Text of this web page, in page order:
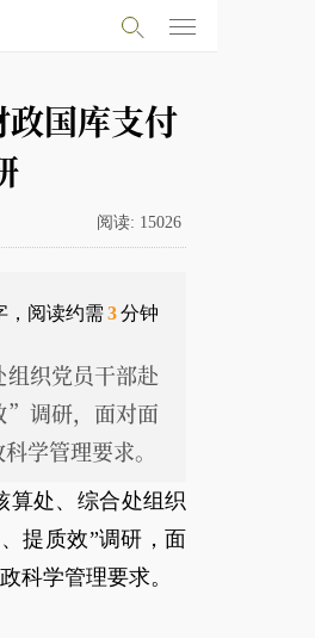
国库支付
阅读: 15026
，阅读约需 3分钟
织党员干部赴
”调研，面对面
学管理要求。
处、综合处组织
提质效”调研，面
科学管理要求。